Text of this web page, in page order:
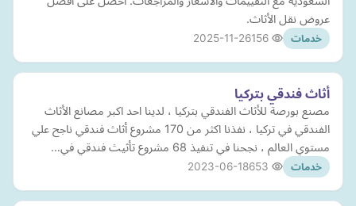
عروض نقل الأثاث.
خدمات 2025-11-26
أثاث فندقي بتركيا
مصنع بورصة للأثاث الفندقي بتركيا ، لدينا احد اكبر مصانع الأثاث
الفندقي في تركيا ، نفذنا اكثر من 170 مشروع أثاث فندقي ناجح علي
مستوي العالم ، نجحنا في تنفيذ 68 مشروع تأثيث فندقي في…
خدمات 2023-06-18